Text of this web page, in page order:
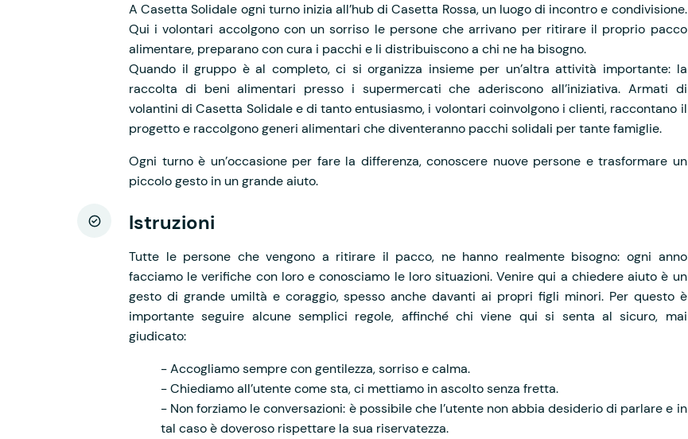
A Casetta Solidale ogni turno inizia all’hub di Casetta Rossa, un luogo di incontro e condivisione.
Qui i volontari accolgono con un sorriso le persone che arrivano per ritirare il proprio pacco
alimentare, preparano con cura i pacchi e li distribuiscono a chi ne ha bisogno.
Quando il gruppo è al completo, ci si organizza insieme per un’altra attività importante: la
raccolta di beni alimentari presso i supermercati che aderiscono all’iniziativa. Armati di
volantini di Casetta Solidale e di tanto entusiasmo, i volontari coinvolgono i clienti, raccontano il
progetto e raccolgono generi alimentari che diventeranno pacchi solidali per tante famiglie.
Ogni turno è un’occasione per fare la differenza, conoscere nuove persone e trasformare un
piccolo gesto in un grande aiuto.
Istruzioni
Tutte le persone che vengono a ritirare il pacco, ne hanno realmente bisogno: ogni anno
facciamo le verifiche con loro e conosciamo le loro situazioni. Venire qui a chiedere aiuto è un
gesto di grande umiltà e coraggio, spesso anche davanti ai propri figli minori. Per questo è
importante seguire alcune semplici regole, affinché chi viene qui si senta al sicuro, mai
giudicato:
- Accogliamo sempre con gentilezza, sorriso e calma.
- Chiediamo all’utente come sta, ci mettiamo in ascolto senza fretta.
- Non forziamo le conversazioni: è possibile che l’utente non abbia desiderio di parlare e in
tal caso è doveroso rispettare la sua riservatezza.